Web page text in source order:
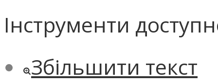
Інструменти
Збільшити текст